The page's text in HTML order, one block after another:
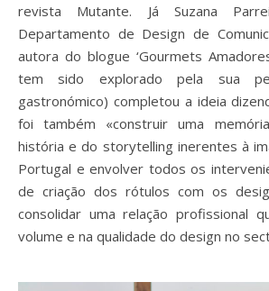
revista Mutante. Já Suzana
Departamento de Design de
autora do blogue ‘Gourmets
tem sido explorado pela sua
gastronómico) completou a ideia
foi também «construir uma
história e do storytelling inerentes à
Portugal e envolver todos os
de criação dos rótulos com os
consolidar uma relação profissional
volume e na qualidade do design no